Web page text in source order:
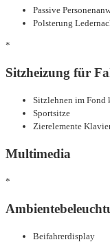
Passive
Polsterung
*
Sitzheizung für
Sitzlehnen im Fond
Sportsitze
Zierelemente
Multimedia
*
Beifahrerdisplay